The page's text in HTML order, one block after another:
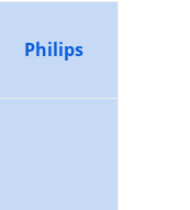
Philips